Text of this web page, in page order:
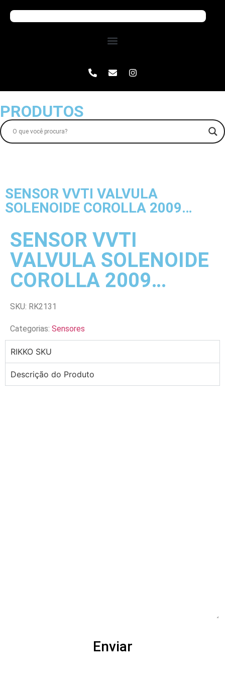
PRODUTOS
SENSOR VVTI VALVULA
SOLENOIDE COROLLA 2009…
SENSOR VVTI
VALVULA SOLENOIDE
COROLLA 2009…
SKU: RK2131
Categorias: Sensores
RIKKO SKU
Descrição do Produto
Enviar